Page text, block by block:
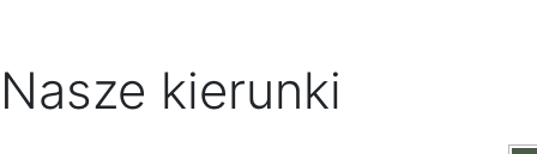
Nasze kierunki